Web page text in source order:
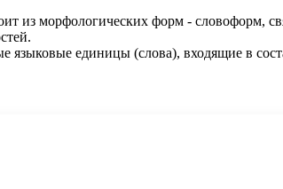
из морфологических форм - словоформ,
языковые единицы (слова), входящие в